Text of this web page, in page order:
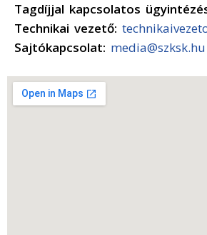
Tagdíjjal kapcsolatos
Technikai vezető:
Sajtókapcsolat: media@szksk.hu